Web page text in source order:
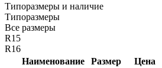
Типоразмеры и наличие
Типоразмеры
Все размеры
R15
R16
Наименование
Размер Цена